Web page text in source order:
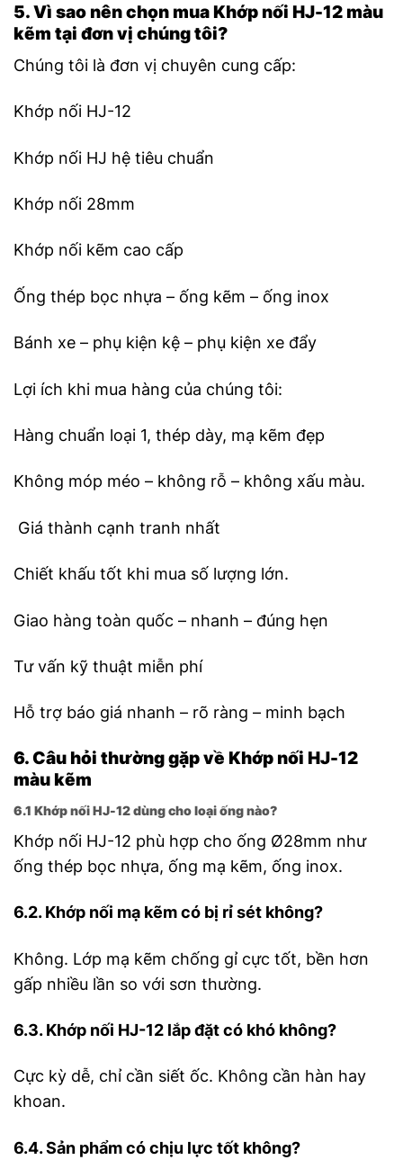
5. Vì sao nên chọn mua Khớp nối HJ-12 màu
kẽm tại đơn vị chúng tôi?
Chúng tôi là đơn vị chuyên cung cấp:
Khớp nối HJ-12
Khớp nối HJ hệ tiêu chuẩn
Khớp nối 28mm
Khớp nối kẽm cao cấp
Ống thép bọc nhựa – ống kẽm – ống inox
Bánh xe – phụ kiện kệ – phụ kiện xe đẩy
Lợi ích khi mua hàng của chúng tôi:
Hàng chuẩn loại 1, thép dày, mạ kẽm đẹp
Không móp méo – không rỗ – không xấu màu.
Giá thành cạnh tranh nhất
Chiết khấu tốt khi mua số lượng lớn.
Giao hàng toàn quốc – nhanh – đúng hẹn
Tư vấn kỹ thuật miễn phí
Hỗ trợ báo giá nhanh – rõ ràng – minh bạch
6. Câu hỏi thường gặp về Khớp nối HJ-12
màu kẽm
6.1 Khớp nối HJ-12 dùng cho loại ống nào?
Khớp nối HJ-12 phù hợp cho ống Ø28mm như
ống thép bọc nhựa, ống mạ kẽm, ống inox.
6.2. Khớp nối mạ kẽm có bị rỉ sét không?
Không. Lớp mạ kẽm chống gỉ cực tốt, bền hơn
gấp nhiều lần so với sơn thường.
6.3. Khớp nối HJ-12 lắp đặt có khó không?
Cực kỳ dễ, chỉ cần siết ốc. Không cần hàn hay
khoan.
6.4. Sản phẩm có chịu lực tốt không?